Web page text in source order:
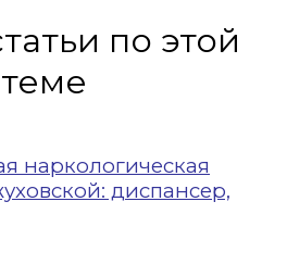
по этой
теме
наркологическая
диспансер,